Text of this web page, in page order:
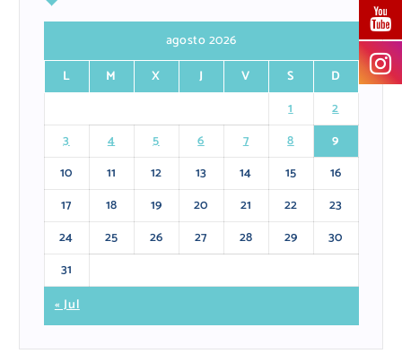
agosto 2026
L
M X J V S
D
1
2
3
4 5 6 7 8
9
10
11 12 13 14 15
16
17
18 19 20 21 22
23
24
25 26 27 28 29
30
31
« Jul